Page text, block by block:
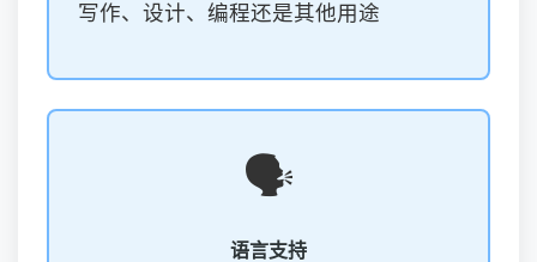
写作、设计、编程还是其他用途
🗣️
语言支持